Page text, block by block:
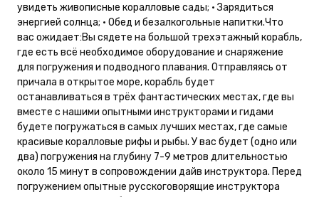
увидеть живописные коралловые сады; • Зарядиться
энергией солнца; • Обед и безалкогольные напитки.Что
вас ожидает:Вы сядете на большой трехэтажный корабль,
где есть всё необходимое оборудование и снаряжение
для погружения и подводного плавания. Отправляясь от
причала в открытое море, корабль будет
останавливаться в трёх фантастических местах, где вы
вместе с нашими опытными инструкторами и гидами
будете погружаться в самых лучших местах, где самые
красивые коралловые рифы и рыбы. У вас будет (одно или
два) погружения на глубину 7-9 метров длительностью
около 15 минут в сопровождении дайв инструктора. Перед
погружением опытные русскоговорящие инструктора